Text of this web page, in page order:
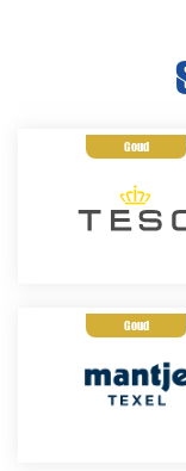
Goud
Goud